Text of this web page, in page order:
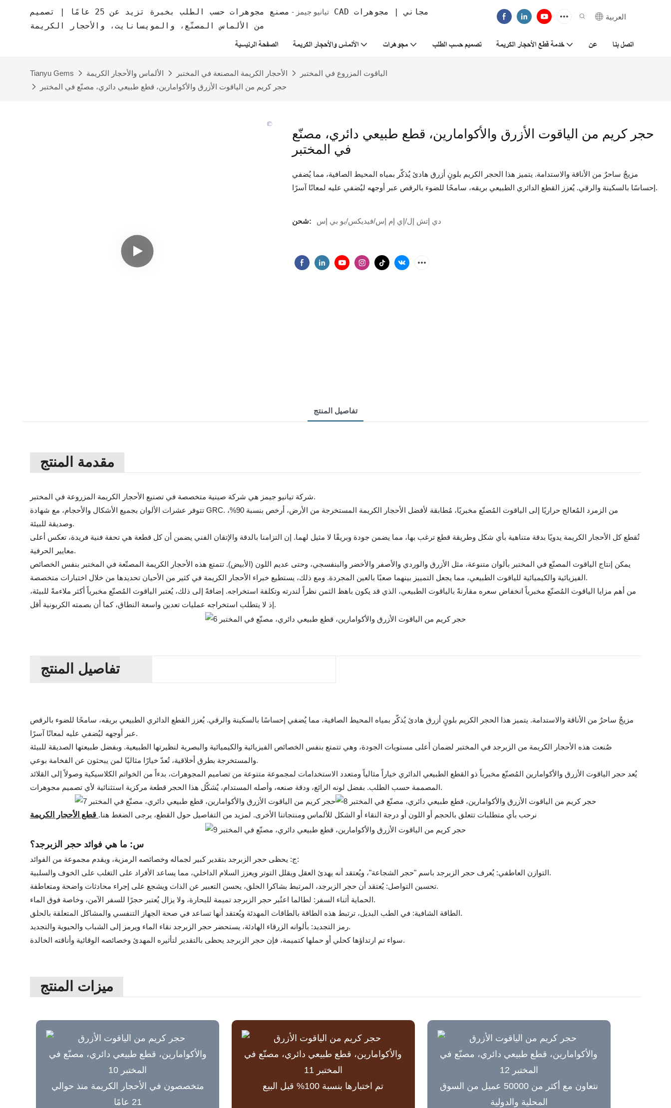
تيانيو جيمز -
مصنع مجوهرات حسب الطلب بخبرة تزيد عن 25 عامًا | تصميم CAD مجاني | مجوهرات
من الألماس المصنّع، والمويسانايت، والأحجار الكريمة
العربية
الصفحة الرئيسية الألماس والأحجار الكريمة مجوهرات تصميم حسب الطلب خدمة قطع الأحجار الكريمة عن اتصل بنا
Tianyu Gems الألماس والأحجار الكريمة الأحجار الكريمة المصنعة في المختبر
الياقوت المزروع في المختبر
حجر كريم من الياقوت الأزرق والأكوامارين، قطع طبيعي دائري، مصنّع في المختبر
حجر كريم من الياقوت الأزرق والأكوامارين، قطع طبيعي دائري، مصنّع
في المختبر
مزيجٌ ساحرٌ من الأناقة والاستدامة. يتميز هذا الحجر الكريم بلونٍ أزرق هادئ يُذكّر بمياه المحيط الصافية، مما يُضفي
إحساسًا بالسكينة والرقي. يُعزز القطع الدائري الطبيعي بريقه، سامحًا للضوء بالرقص عبر أوجهه ليُضفي عليه لمعانًا آسرًا.
شحن: دي إتش إل/إي إم إس/فيديكس/يو بي إس
تفاصيل المنتج
مقدمة المنتج
شركة تيانيو جيمز هي شركة صينية متخصصة في تصنيع الأحجار الكريمة المزروعة في المختبر.
تتوفر عشرات الألوان بجميع الأشكال والأحجام، مع شهادة GRC. من الزمرد المُعالج حراريًا إلى الياقوت المُصنّع مخبريًا، مُطابقة لأفضل الأحجار الكريمة المستخرجة من الأرض، أرخص بنسبة 90%،
وصديقة للبيئة.
تُقطع كل الأحجار الكريمة يدويًا بدقة متناهية بأي شكل وطريقة قطع ترغب بها، مما يضمن جودة وبريقًا لا مثيل لهما. إن التزامنا بالدقة والإتقان الفني يضمن أن كل قطعة هي تحفة فنية فريدة، تعكس أعلى
معايير الحرفية.
يمكن إنتاج الياقوت المصنّع في المختبر بألوان متنوعة، مثل الأزرق والوردي والأصفر والأخضر والبنفسجي، وحتى عديم اللون (الأبيض). تتمتع هذه الأحجار الكريمة المصنّعة في المختبر بنفس الخصائص
الفيزيائية والكيميائية للياقوت الطبيعي، مما يجعل التمييز بينهما صعبًا بالعين المجردة. ومع ذلك، يستطيع خبراء الأحجار الكريمة في كثير من الأحيان تحديدها من خلال اختبارات متخصصة.
من أهم مزايا الياقوت المُصنّع مخبرياً انخفاض سعره مقارنةً بالياقوت الطبيعي، الذي قد يكون باهظ الثمن نظراً لندرته وتكلفة استخراجه. إضافةً إلى ذلك، يُعتبر الياقوت المُصنّع مخبرياً أكثر ملاءمةً للبيئة،
إذ لا يتطلب استخراجه عمليات تعدين واسعة النطاق، كما أن بصمته الكربونية أقل.
تفاصيل المنتج
مزيجٌ ساحرٌ من الأناقة والاستدامة. يتميز هذا الحجر الكريم بلونٍ أزرق هادئ يُذكّر بمياه المحيط الصافية، مما يُضفي إحساسًا بالسكينة والرقي. يُعزز القطع الدائري الطبيعي بريقه، سامحًا للضوء بالرقص
عبر أوجهه ليُضفي عليه لمعانًا آسرًا.
صُنعت هذه الأحجار الكريمة من الزبرجد في المختبر لضمان أعلى مستويات الجودة، وهي تتمتع بنفس الخصائص الفيزيائية والكيميائية والبصرية لنظيرتها الطبيعية. وبفضل طبيعتها الصديقة للبيئة
والمستخرجة بطرق أخلاقية، تُعدّ خيارًا مثاليًا لمن يبحثون عن الفخامة بوعي.
يُعد حجر الياقوت الأزرق والأكوامارين المُصنّع مخبرياً ذو القطع الطبيعي الدائري خياراً مثالياً ومتعدد الاستخدامات لمجموعة متنوعة من تصاميم المجوهرات، بدءاً من الخواتم الكلاسيكية وصولاً إلى القلائد
المصممة حسب الطلب. بفضل لونه الرائع، ودقة صنعه، وأصله المستدام، يُشكّل هذا الحجر قطعة مركزية استثنائية لأي تصميم مجوهرات.
نرحب بأي متطلبات تتعلق بالحجم أو اللون أو درجة النقاء أو الشكل للألماس ومنتجاتنا الأخرى. لمزيد من التفاصيل حول القطع، يرجى الضغط هنا. قطع الأحجار الكريمة
س: ما هي فوائد حجر الزبرجد؟
ج: يحظى حجر الزبرجد بتقدير كبير لجماله وخصائصه الرمزية، ويقدم مجموعة من الفوائد:
التوازن العاطفي: يُعرف حجر الزبرجد باسم "حجر الشجاعة"، ويُعتقد أنه يهدئ العقل ويقلل التوتر ويعزز السلام الداخلي، مما يساعد الأفراد على التغلب على الخوف والسلبية.
تحسين التواصل: يُعتقد أن حجر الزبرجد، المرتبط بشاكرا الحلق، يحسن التعبير عن الذات ويشجع على إجراء محادثات واضحة ومتعاطفة.
الحماية أثناء السفر: لطالما اعتُبر حجر الزبرجد تميمة للبحارة، ولا يزال يُعتبر حجرًا للسفر الآمن، وخاصة فوق الماء.
الطاقة الشافية: في الطب البديل، ترتبط هذه الطاقة بالطاقات المهدئة ويُعتقد أنها تساعد في صحة الجهاز التنفسي والمشاكل المتعلقة بالحلق.
رمز التجديد: بألوانه الزرقاء الهادئة، يستحضر حجر الزبرجد نقاء الماء ويرمز إلى الشباب والحيوية والتجديد.
سواء تم ارتداؤها كحلي أو حملها كتميمة، فإن حجر الزبرجد يحظى بالتقدير لتأثيره المهدئ وخصائصه الوقائية وأناقته الخالدة.
ميزات المنتج
متخصصون في الأحجار الكريمة منذ حوالي
21 عامًا
تم اختبارها بنسبة 100% قبل البيع
نتعاون مع أكثر من 50000 عميل من السوق
المحلية والدولية